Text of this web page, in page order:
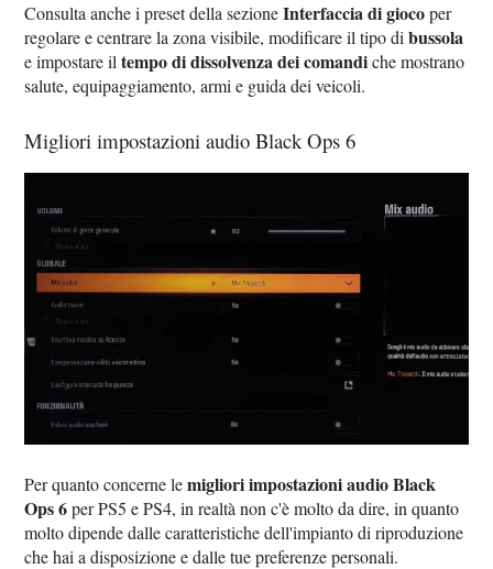
Consulta anche i preset della sezioneInterfaccia di giocoper
regolare e centrare la zona visibile, modificare il tipo dibussola
e impostare iltempo di dissolvenza dei comandiche mostrano
salute, equipaggiamento, armi e guida dei veicoli.
Migliori impostazioni audio Black Ops 6
Per quanto concerne lemigliori impostazioni audio Black
Ops 6per PS5 e PS4, in realtà non c'è molto da dire, in quanto
molto dipende dalle caratteristiche dell'impianto di riproduzione
che hai a disposizione e dalle tue preferenze personali.